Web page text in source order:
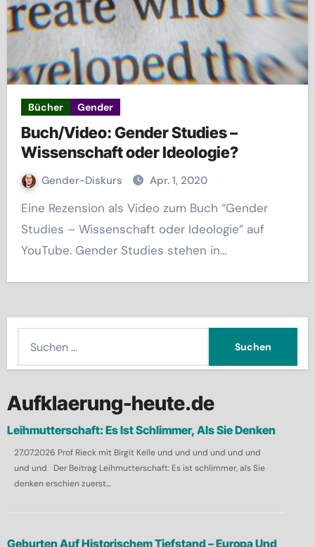
Bücher Gender
Buch/Video: Gender Studies –
Wissenschaft oder Ideologie?
Gender-Diskurs Apr. 1, 2020
Eine Rezension als Video zum Buch “Gender
Studies – Wissenschaft oder Ideologie” auf
YouTube. Gender Studies stehen in…
h
n
n
a
Aufklaerung-heute.de
Leihmutterschaft: Es Ist Schlimmer, Als Sie Denken
27.07.2026 Prof Rieck mit Birgit Kelle und und und und und und
und und Der Beitrag Leihmutterschaft: Es ist schlimmer, als Sie
denken erschien zuerst...
Geburten Auf Historischem Tiefstand – Europa Und